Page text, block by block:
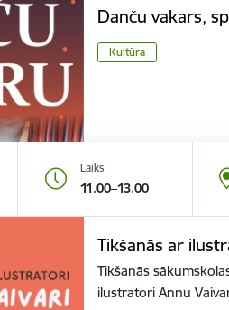
Danču vakars,
Kultūra
Laiks
11.00–13.00
Tikšanās ar
Tikšanās
ilustratori Annu